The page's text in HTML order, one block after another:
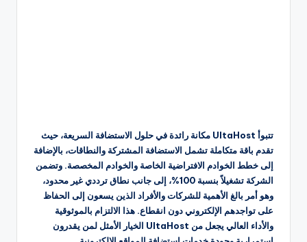
تتبوأ UltaHost مكانة رائدة في حلول الاستضافة السريعة، حيث
تقدم باقة متكاملة تشمل الاستضافة المشتركة والنطاقات، بالإضافة
إلى خطط الخوادم الافتراضية الخاصة والخوادم المخصصة. وتضمن
الشركة تشغيلاً بنسبة 100%، إلى جانب نطاق ترددي غير محدود،
وهو أمر بالغ الأهمية للشركات والأفراد الذين يسعون إلى الحفاظ
على تواجدهم الإلكتروني دون انقطاع. هذا الالتزام بالموثوقية
والأداء العالي يجعل من UltaHost الخيار الأمثل لمن يقدرون